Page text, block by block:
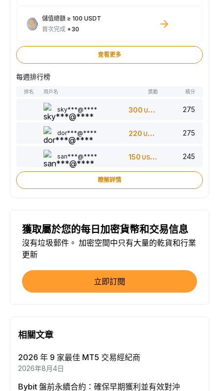
儲值總額 ≥ 100 USDT
首次完成 +30
查看更多
每週排行榜
排名 用戶名 獎勵 積分
sky***@**** 300 USDT 275
dor***@**** 220 USDT 275
san***@**** 150 USDT 245
瞭解詳情
獲取屬於您的每日加密貨幣和交易信息
沒有垃圾郵件。 加密空間中只有大量的乾貨和行業
更新
立即訂閱
相關文章
2026 年 9 家最佳 MT5 交易經紀商
2026年8月4日
Bybit 盤前永續合約：確保早期獲利並有效對沖